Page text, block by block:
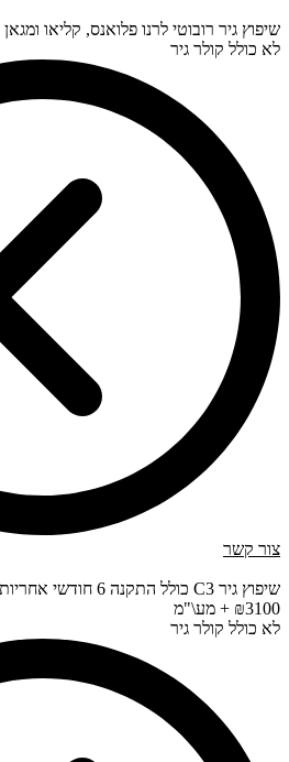
שיפוץ גיר רובוטי לרנו פלואנס, קליאו
לא כולל קולר גיר
צור קשר
שיפוץ גיר C3 כולל התקנה 6 חודשי אחריות מלאים
₪3100 + מע\"מ
לא כולל קולר גיר